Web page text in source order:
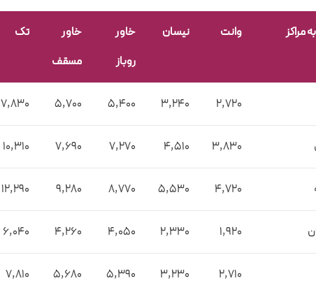
مراکز
وانت نیسان
خاور
روباز
خاور
مسقف
تک
2,720
3,240
5,400
5,700
7,830
3,830
4,510
7,270
7,690
10,310
4,720
5,530
8,770
9,280
12,290
1,920
2,330
4,050
4,260
6,040
2,710
3,230
5,390
5,680
7,810